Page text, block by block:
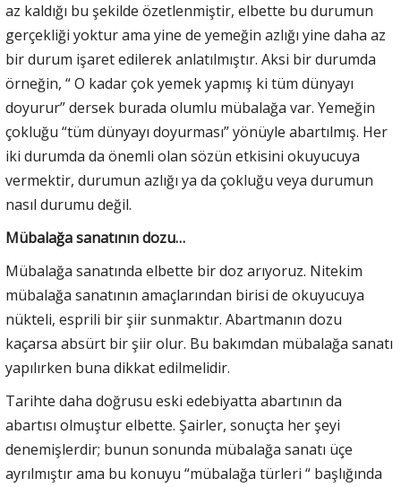
az kaldığı bu şekilde özetlenmiştir, elbette bu durumun
gerçekliği yoktur ama yine de yemeğin azlığı yine daha az
bir durum işaret edilerek anlatılmıştır. Aksi bir durumda
örneğin, “ O kadar çok yemek yapmış ki tüm dünyayı
doyurur” dersek burada olumlu mübalağa var. Yemeğin
çokluğu “tüm dünyayı doyurması” yönüyle abartılmış. Her
iki durumda da önemli olan sözün etkisini okuyucuya
vermektir, durumun azlığı ya da çokluğu veya durumun
nasıl durumu değil.
Mübalağa sanatının dozu…
Mübalağa sanatında elbette bir doz arıyoruz. Nitekim
mübalağa sanatının amaçlarından birisi de okuyucuya
nükteli, esprili bir şiir sunmaktır. Abartmanın dozu
kaçarsa absürt bir şiir olur. Bu bakımdan mübalağa sanatı
yapılırken buna dikkat edilmelidir.
Tarihte daha doğrusu eski edebiyatta abartının da
abartısı olmuştur elbette. Şairler, sonuçta her şeyi
denemişlerdir; bunun sonunda mübalağa sanatı üçe
ayrılmıştır ama bu konuyu “mübalağa türleri “ başlığında